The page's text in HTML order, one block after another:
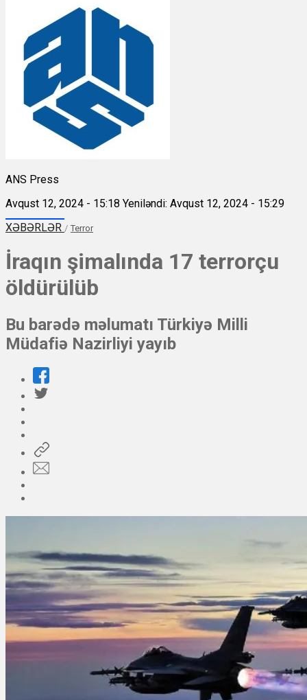
ANS Press
Avqust 12, 2024 - 15:18 Yeniləndi: Avqust 12, 2024 - 15:29
XƏBƏRLƏR / Terror
İraqın şimalında 17 terrorçu
öldürülüb
Bu barədə məlumatı Türkiyə Milli
Müdafiə Nazirliyi yayıb